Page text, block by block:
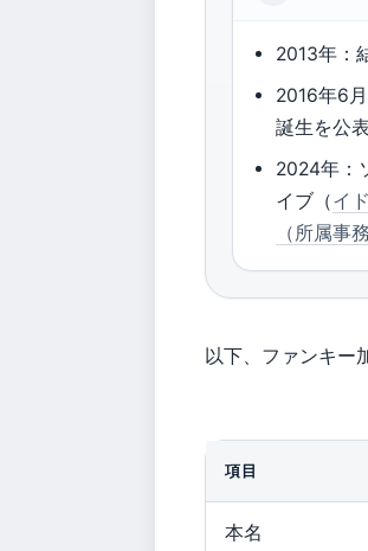
2013年：
2016年6
誕生を公
2024年：
イブ（イ
（所属事
以下、ファンキー
項目
本名